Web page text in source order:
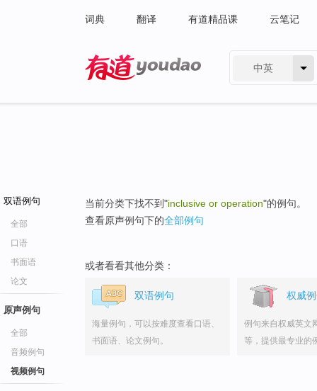
词典 翻译 有道精品课 云笔记
中英
双语例句
全部
口语
书面语
论文
原声例句
全部
音频例句
视频例句
当前分类下找不到"inclusive or operation"的例句。
查看原声例句下的全部例句
或者看看其他分类：
双语例句
海量例句，可以按难度查看口语、
书面语、论文例句。
权威
例句来自权威英文
等，提供最专业的